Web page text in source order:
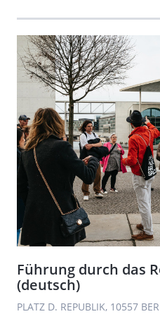
Führung durch das
(deutsch)
PLATZ D. REPUBLIK, 10557